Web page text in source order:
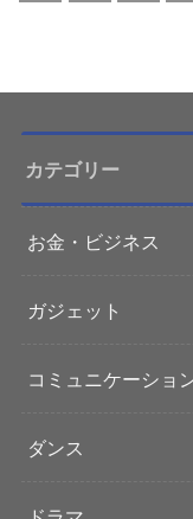
カテゴリー
お金・ビジネス
ガジェット
コミュニケーショ
ダンス